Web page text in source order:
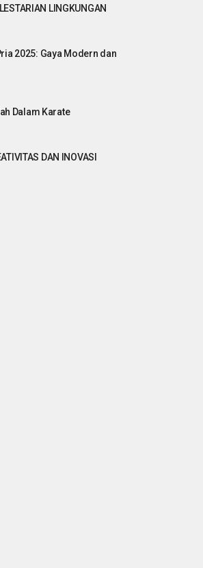
LINGKUNGAN
2025: Gaya Modern dan
Dalam Karate
DAN INOVASI